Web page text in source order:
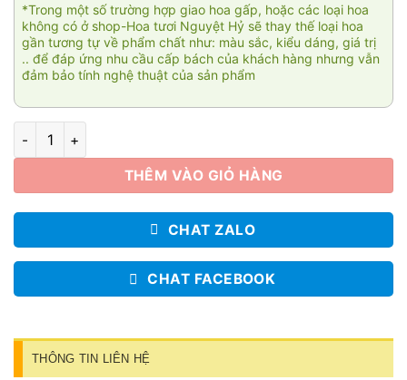
*Trong một số trường hợp giao hoa gấp, hoặc các loại hoa
không có ở shop-Hoa tươi Nguyệt Hỷ sẽ thay thế loại hoa
gần tương tự về phẩm chất như: màu sắc, kiểu dáng, giá trị
.. để đáp ứng nhu cầu cấp bách của khách hàng nhưng vẫn
đảm bảo tính nghệ thuật của sản phẩm
Hoa lan Cao cấp 009 số lượng
THÊM VÀO GIỎ HÀNG
CHAT ZALO
CHAT FACEBOOK
THÔNG TIN LIÊN HỆ